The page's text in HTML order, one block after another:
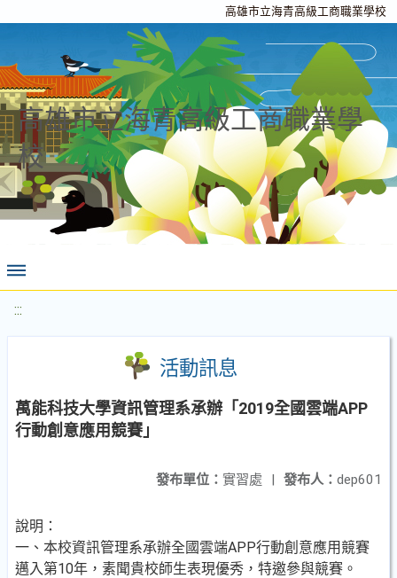
高雄市立海青高級工商職業學校
高雄市立海青高級工商職業學
校
:::
活動訊息
萬能科技大學資訊管理系承辦「2019全國雲端APP
行動創意應用競賽」
發布人： dep601
發布單位： 實習處 |
說明：
一、本校資訊管理系承辦全國雲端APP行動創意應用競賽
邁入第10年，素聞貴校師生表現優秀，特邀參與競賽。